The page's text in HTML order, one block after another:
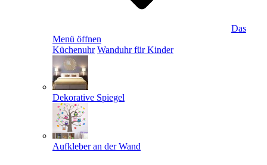
Das
Menü öffnen
Küchenuhr Wanduhr für Kinder
Dekorative Spiegel
Aufkleber an der Wand